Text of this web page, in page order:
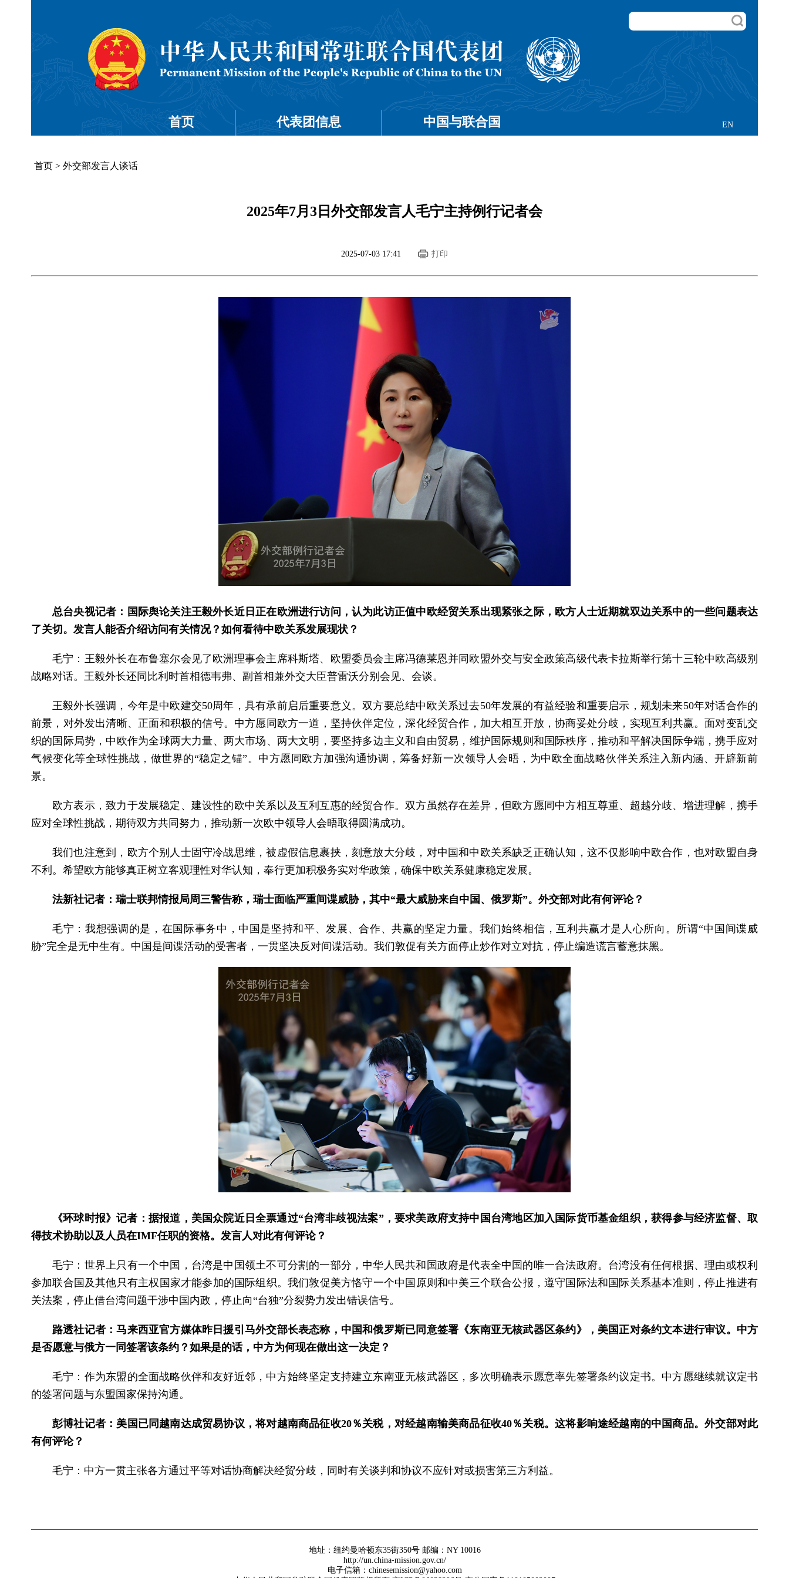
EN
首页 代表团信息 中国与联合国
首页 > 外交部发言人谈话
2025年7月3日外交部发言人毛宁主持例行记者会
2025-07-03 17:41 打印
总台央视记者：国际舆论关注王毅外长近日正在欧洲进行访问，认为此访正值中欧经贸关系出现紧张之际，欧方人士近期就双边关系中的一些问题表达
了关切。发言人能否介绍访问有关情况？如何看待中欧关系发展现状？
毛宁：王毅外长在布鲁塞尔会见了欧洲理事会主席科斯塔、欧盟委员会主席冯德莱恩并同欧盟外交与安全政策高级代表卡拉斯举行第十三轮中欧高级别
战略对话。王毅外长还同比利时首相德韦弗、副首相兼外交大臣普雷沃分别会见、会谈。
王毅外长强调，今年是中欧建交50周年，具有承前启后重要意义。双方要总结中欧关系过去50年发展的有益经验和重要启示，规划未来50年对话合作的
前景，对外发出清晰、正面和积极的信号。中方愿同欧方一道，坚持伙伴定位，深化经贸合作，加大相互开放，协商妥处分歧，实现互利共赢。面对变乱交
织的国际局势，中欧作为全球两大力量、两大市场、两大文明，要坚持多边主义和自由贸易，维护国际规则和国际秩序，推动和平解决国际争端，携手应对
气候变化等全球性挑战，做世界的“稳定之锚”。中方愿同欧方加强沟通协调，筹备好新一次领导人会晤，为中欧全面战略伙伴关系注入新内涵、开辟新前
景。
欧方表示，致力于发展稳定、建设性的欧中关系以及互利互惠的经贸合作。双方虽然存在差异，但欧方愿同中方相互尊重、超越分歧、增进理解，携手
应对全球性挑战，期待双方共同努力，推动新一次欧中领导人会晤取得圆满成功。
我们也注意到，欧方个别人士固守冷战思维，被虚假信息裹挟，刻意放大分歧，对中国和中欧关系缺乏正确认知，这不仅影响中欧合作，也对欧盟自身
不利。希望欧方能够真正树立客观理性对华认知，奉行更加积极务实对华政策，确保中欧关系健康稳定发展。
法新社记者：瑞士联邦情报局周三警告称，瑞士面临严重间谍威胁，其中“最大威胁来自中国、俄罗斯”。外交部对此有何评论？
毛宁：我想强调的是，在国际事务中，中国是坚持和平、发展、合作、共赢的坚定力量。我们始终相信，互利共赢才是人心所向。所谓“中国间谍威
胁”完全是无中生有。中国是间谍活动的受害者，一贯坚决反对间谍活动。我们敦促有关方面停止炒作对立对抗，停止编造谎言蓄意抹黑。
《环球时报》记者：据报道，美国众院近日全票通过“台湾非歧视法案”，要求美政府支持中国台湾地区加入国际货币基金组织，获得参与经济监督、取
得技术协助以及人员在IMF任职的资格。发言人对此有何评论？
毛宁：世界上只有一个中国，台湾是中国领土不可分割的一部分，中华人民共和国政府是代表全中国的唯一合法政府。台湾没有任何根据、理由或权利
参加联合国及其他只有主权国家才能参加的国际组织。我们敦促美方恪守一个中国原则和中美三个联合公报，遵守国际法和国际关系基本准则，停止推进有
关法案，停止借台湾问题干涉中国内政，停止向“台独”分裂势力发出错误信号。
路透社记者：马来西亚官方媒体昨日援引马外交部长表态称，中国和俄罗斯已同意签署《东南亚无核武器区条约》，美国正对条约文本进行审议。中方
是否愿意与俄方一同签署该条约？如果是的话，中方为何现在做出这一决定？
毛宁：作为东盟的全面战略伙伴和友好近邻，中方始终坚定支持建立东南亚无核武器区，多次明确表示愿意率先签署条约议定书。中方愿继续就议定书
的签署问题与东盟国家保持沟通。
彭博社记者：美国已同越南达成贸易协议，将对越南商品征收20％关税，对经越南输美商品征收40％关税。这将影响途经越南的中国商品。外交部对此
有何评论？
毛宁：中方一贯主张各方通过平等对话协商解决经贸分歧，同时有关谈判和协议不应针对或损害第三方利益。
地址：纽约曼哈顿东35街350号 邮编：NY 10016
http://un.china-mission.gov.cn/
电子信箱：chinesemission@yahoo.com